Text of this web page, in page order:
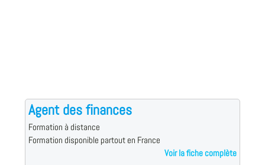
Agent des finances
Formation à distance
Formation disponible partout en France
Voir la fiche complète